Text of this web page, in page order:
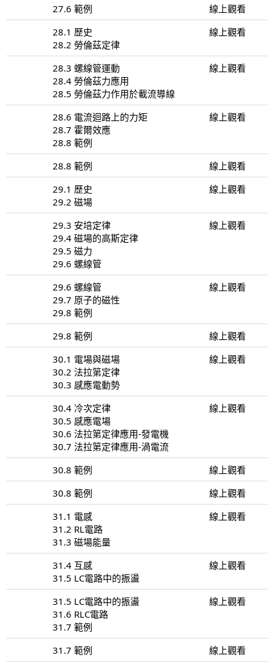
27.6 範例
線上觀看
28.1 歷史
28.2 勞倫茲定律
線上觀看
28.3 螺線管運動
28.4 勞倫茲力應用
28.5 勞倫茲力作用於載流導線
線上觀看
28.6 電流迴路上的力矩
28.7 霍爾效應
28.8 範例
線上觀看
28.8 範例
線上觀看
29.1 歷史
29.2 磁場
線上觀看
29.3 安培定律
29.4 磁場的高斯定律
29.5 磁力
29.6 螺線管
線上觀看
29.6 螺線管
29.7 原子的磁性
29.8 範例
線上觀看
29.8 範例
線上觀看
30.1 電場與磁場
30.2 法拉第定律
30.3 感應電動勢
線上觀看
30.4 冷次定律
30.5 感應電場
30.6 法拉第定律應用-發電機
30.7 法拉第定律應用-渦電流
線上觀看
30.8 範例
線上觀看
30.8 範例
線上觀看
31.1 電感
31.2 RL電路
31.3 磁場能量
線上觀看
31.4 互感
31.5 LC電路中的振盪
線上觀看
31.5 LC電路中的振盪
31.6 RLC電路
31.7 範例
線上觀看
31.7 範例
線上觀看